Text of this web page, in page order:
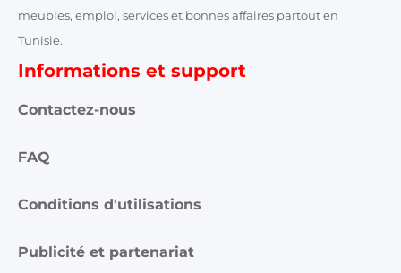
meubles, emploi, services et bonnes affaires partout en
Tunisie.
Informations et support
Contactez-nous
FAQ
Conditions d'utilisations
Publicité et partenariat